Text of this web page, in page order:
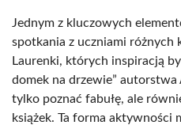
Jednym z kluczowych
spotkania z uczniami różnych
Laurenki, których inspiracją
domek na drzewie”
tylko poznać fabułę, ale
książek. Ta forma aktywności